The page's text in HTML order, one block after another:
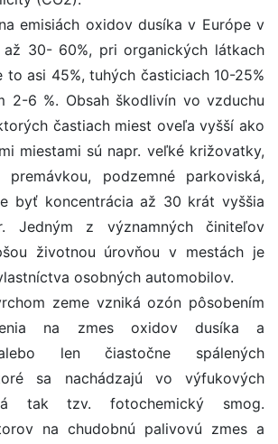
emisiách oxidov dusíka v Európe v
30- 60%, pri organických látkach
to asi 45%, tuhých časticiach 10-25%
2-6 %. Obsah škodlivín vo vzduchu
častiach miest oveľa vyšší ako
miestami sú napr. veľké križovatky,
podzemné parkoviská,
byť koncentrácia až 30 krát vyššia
Jedným z významných činiteľov
životnou úrovňou v mestách je
osobných automobilov.
zeme vzniká ozón pôsobením
na zmes oxidov dusíka a
len čiastočne spálených
sa nachádzajú vo výfukových
tak tzv. fotochemický smog.
na chudobnú palivovú zmes a